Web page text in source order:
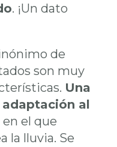
. ¡Un dato
de
son muy
Una
adaptación al
en el que
la lluvia. Se